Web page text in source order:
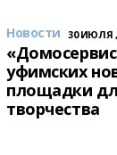
Новости 30 ИЮЛЯ ,
уфимских
площадки
творчества